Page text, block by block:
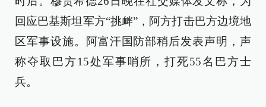
回应巴基斯坦军方“挑衅”，阿方打击巴方边境地
区军事设施。阿富汗国防部稍后发表声明，声
称夺取巴方15处军事哨所，打死55名巴方士
兵。